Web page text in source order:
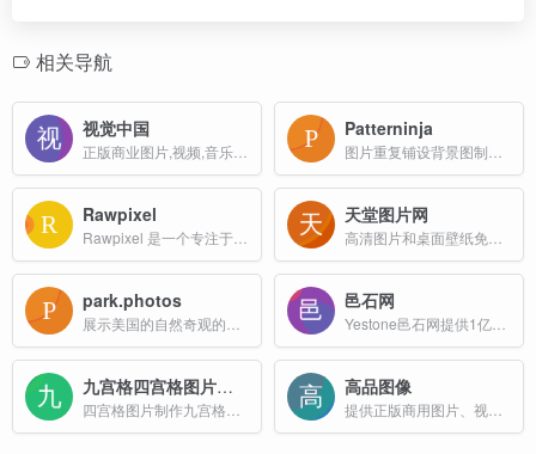
相关导航
视觉中国 Patterninja
Rawpixel 天堂图片网
park.photos 邑石网
九宫格四宫格图片制作 高品图像